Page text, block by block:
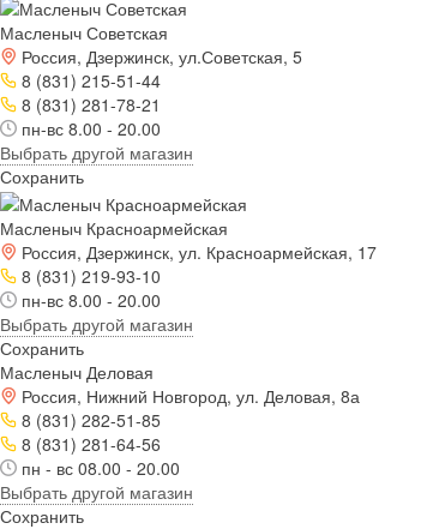
Масленыч Советская
Россия, Дзержинск, ул.Советская, 5
8 (831) 215-51-44
8 (831) 281-78-21
пн-вс 8.00 - 20.00
Выбрать другой магазин
Сохранить
Масленыч Красноармейская
Россия, Дзержинск, ул. Красноармейская, 17
8 (831) 219-93-10
пн-вс 8.00 - 20.00
Выбрать другой магазин
Сохранить
Масленыч Деловая
Россия, Нижний Новгород, ул. Деловая, 8а
8 (831) 282-51-85
8 (831) 281-64-56
пн - вс 08.00 - 20.00
Выбрать другой магазин
Сохранить